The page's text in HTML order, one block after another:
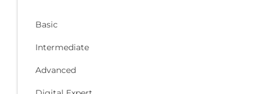
Basic
Intermediate
Advanced